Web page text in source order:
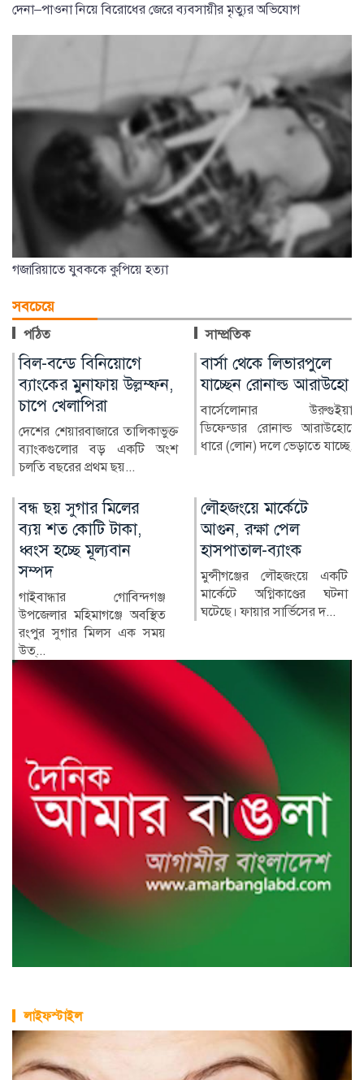
দেনা–পাওনা নিয়ে বিরোধের জেরে ব্যবসায়ীর মৃত্যুর অভিযোগ
গজারিয়াতে যুবককে কুপিয়ে হত্যা
সবচেয়ে
পঠিত সাম্প্রতিক
বার্সা থেকে লিভারপুলে
যাচ্ছেন রোনাল্ড আরাউহো
বার্সেলোনার উরুগুইয়ান
ডিফেন্ডার রোনাল্ড আরাউহোকে
ধারে (লোন) দলে ভেড়াতে যাচ্ছে...
হাসিনার পালানোর কারণ
জানালেন তথ্যমন্ত্রী
জনগণের আকাঙ্ক্ষা বুঝতে ব্যর্থ
হয়ে রাষ্ট্রীয় ক্ষমতাকে অপ্রতিরোধ্য
মনে করাই শাস...
লৌহজংয়ে মার্কেটে
আগুন, রক্ষা পেল
হাসপাতাল-ব্যাংক
মুন্সীগঞ্জের লৌহজংয়ে একটি
মার্কেটে অগ্নিকাণ্ডের ঘটনা
ঘটেছে। ফায়ার সার্ভিসের দ...
শেখ হাসিনার বক্তব্যে
ফের অস্বস্তি,
টানাপোড়েনে বাংলাদেশ-
ভারত সম্পর্ক?
দিল্লিতে শেখ হাসিনার বক্তব্য
ঘিরে নতুন করে আলোচনায়
লাইফস্টাইল